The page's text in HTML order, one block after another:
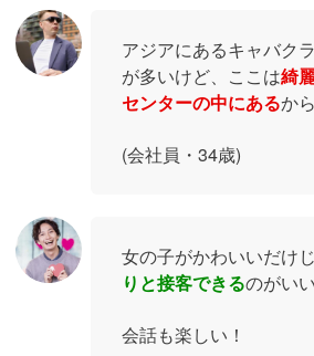
アジアにあるキャバク
が多いけど、ここは綺
センターの中にあるか
(会社員・34歳)
女の子がかわいいだけじ
りと接客できるのがいい
会話も楽しい！